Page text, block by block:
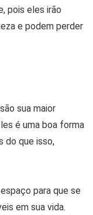
pois eles irão
e podem perder
sua maior
é uma boa forma
do que isso,
para que se
em sua vida.